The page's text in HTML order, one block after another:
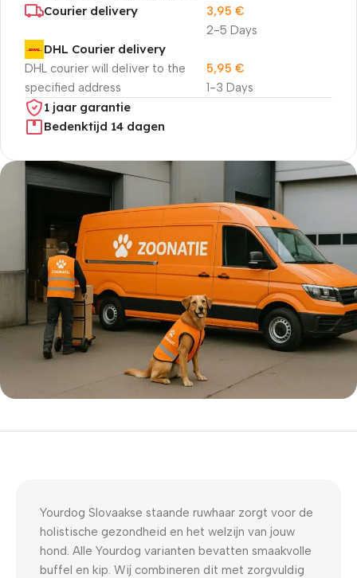
Courier delivery
2-5 Days
3,95 €
DHL Courier delivery
DHL courier will deliver to the
specified address
1-3 Days
5,95 €
1 jaar garantie
Bedenktijd 14 dagen
5% korting met code
Yourdog Slovaakse staande ruwhaar zorgt voor de
holistische gezondheid en het welzijn van jouw
hond. Alle Yourdog varianten bevatten smaakvolle
buffel en kip. Wij combineren dit met zorgvuldig